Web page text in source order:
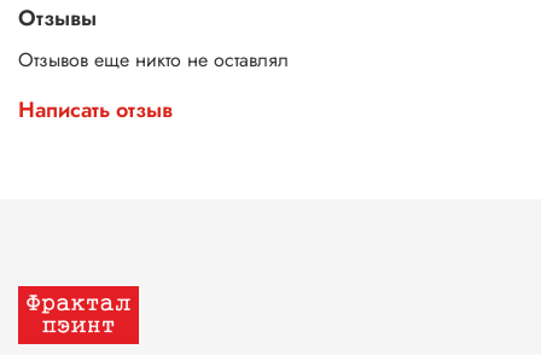
Отзывы
Отзывов еще никто не оставлял
Написать отзыв